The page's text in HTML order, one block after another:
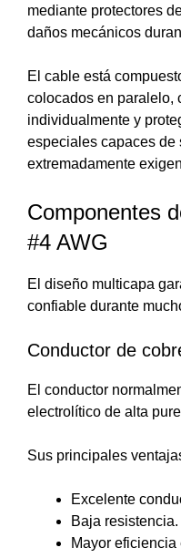
mediante protectores
daños mecánicos
El cable está
colocados en paralelo,
individualmente y
especiales capaces de
extremadamente
Componentes
#4 AWG
El diseño multicapa
confiable durante
Conductor de
El conductor
electrolítico de alta
Sus principales
Excelente
Baja resistencia.
Mayor eficiencia